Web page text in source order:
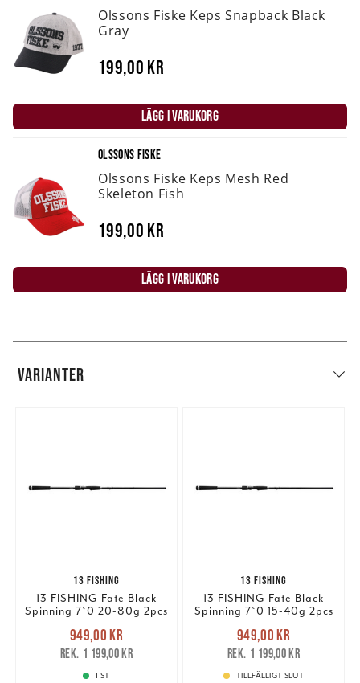
Olssons Fiske Keps Snapback Black
Gray
199,00 kr
LÄGG I VARUKORG
OLSSONS FISKE
Olssons Fiske Keps Mesh Red
Skeleton Fish
199,00 kr
LÄGG I VARUKORG
VARIANTER
13 FISHING
13 FISHING Fate Black
Spinning 7`0 20-80g 2pcs
Nuvarande pris
949,00 krTidigare pris
1 199,00 kr
949,00 kr
1 199,00 kr
1 ST
13 FISHING
13 FISHING Fate Black
Spinning 7`0 15-40g 2pcs
Nuvarande pris
949,00 krTidigare pris
1 199,00 kr
949,00 kr
1 199,00 kr
TILLFÄLLIGT SLUT